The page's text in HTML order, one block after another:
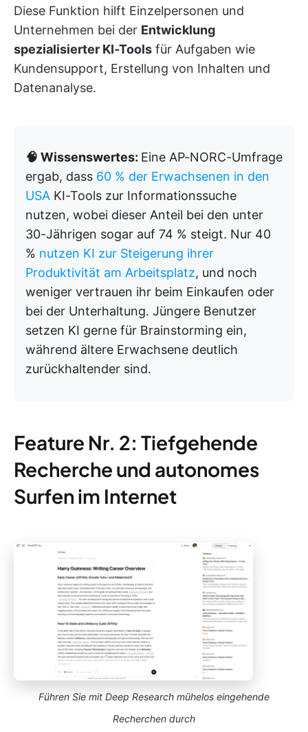
Diese Funktion hilft Einzelpersonen und
Unternehmen bei der Entwicklung
spezialisierter KI-Tools für Aufgaben wie
Kundensupport, Erstellung von Inhalten und
Datenanalyse.
🧠 Wissenswertes: Eine AP-NORC-Umfrage
ergab, dass 60 % der Erwachsenen in den
USA KI-Tools zur Informationssuche
nutzen, wobei dieser Anteil bei den unter
30-Jährigen sogar auf 74 % steigt. Nur 40
% nutzen KI zur Steigerung ihrer
Produktivität am Arbeitsplatz, und noch
weniger vertrauen ihr beim Einkaufen oder
bei der Unterhaltung. Jüngere Benutzer
setzen KI gerne für Brainstorming ein,
während ältere Erwachsene deutlich
zurückhaltender sind.
Feature Nr. 2: Tiefgehende
Recherche und autonomes
Surfen im Internet
Führen Sie mit Deep Research mühelos eingehende
Recherchen durch